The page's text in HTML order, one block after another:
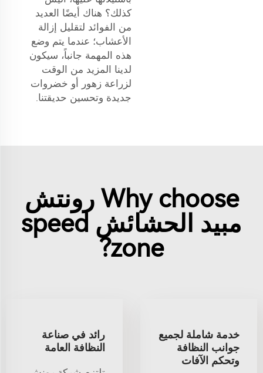
كذلك؟ هناك أيضًا العديد
من الفوائد لتقليل إزالة
الأعشاب؛ عندما يتم وضع
هذه المهمة جانباً، سيكون
لدينا المزيد من الوقت
لزراعة زهور أو خضروات
جديدة وتحسين حديقتنا.
Why choose رونتش
مبيد الحشائش speed
zone?
خدمة شاملة لجميع
جوانب النظافة
وتحكم الآفات
رائد في صناعة
النظافة العامة